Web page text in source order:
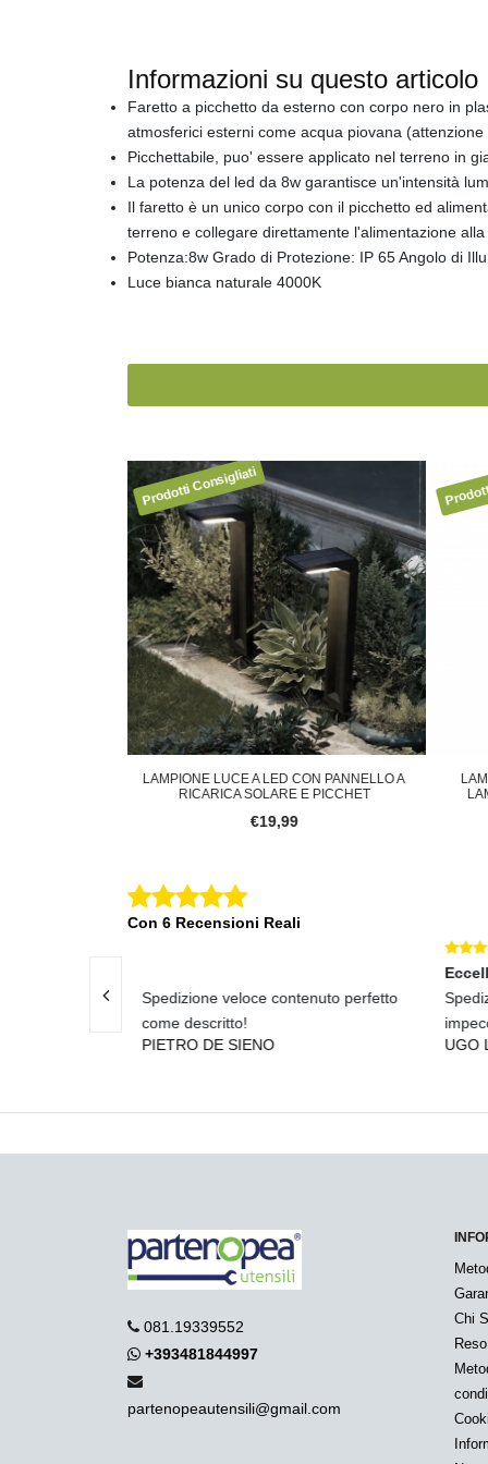
Informazioni su questo articolo
Faretto a picchetto da esterno con corpo nero in
atmosferici esterni come acqua piovana
Picchettabile, puo' essere applicato nel terreno in
La potenza del led da 8w garantisce un'intensità
Il faretto è un unico corpo con il picchetto ed
terreno e collegare direttamente l'alimentazione
Potenza:8w Grado di Protezione: IP 65 Angolo di
Luce bianca naturale 4000K
CON PANNELLO A
LAMPIONE GIARDINO BIANCO 48 CM
LAMPIONCINO DA TERRA X VIALET
€39,00
Con 6 Recensioni Reali
contenuto perfetto
Spedizione rapidissima e assistenza
impeccabile.
UGO LO GRANDE
081.19339552
+393481844997
partenopeautensili@gmail.com
Chi